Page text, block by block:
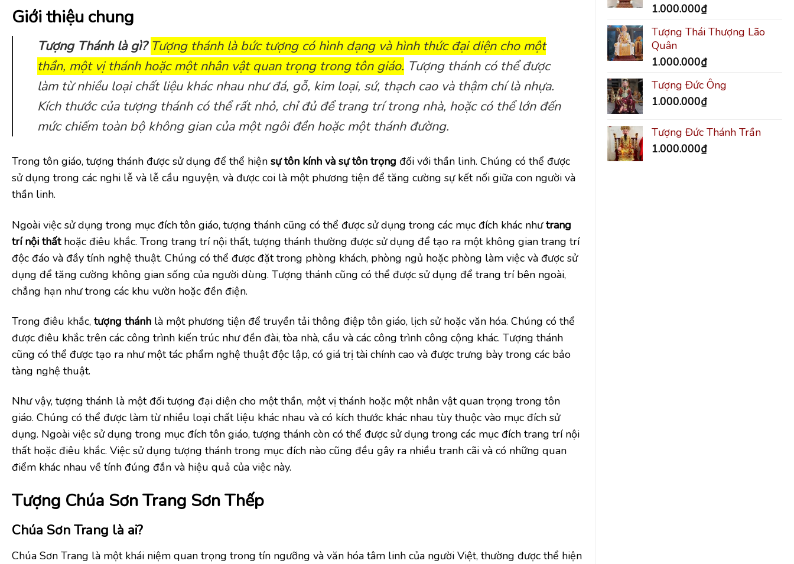
1.000.000₫
Tượng Thái Thượng Lão
Quân
1.000.000₫
Tượng Đức Ông
1.000.000₫
Tượng Đức Thánh Trần
1.000.000₫
Giới thiệu chung
Tượng Thánh là gì? Tượng thánh là bức tượng có hình dạng và hình thức đại diện cho một
thần, một vị thánh hoặc một nhân vật quan trọng trong tôn giáo. Tượng thánh có thể được
làm từ nhiều loại chất liệu khác nhau như đá, gỗ, kim loại, sứ, thạch cao và thậm chí là nhựa.
Kích thước của tượng thánh có thể rất nhỏ, chỉ đủ để trang trí trong nhà, hoặc có thể lớn đến
mức chiếm toàn bộ không gian của một ngôi đền hoặc một thánh đường.
Trong tôn giáo, tượng thánh được sử dụng để thể hiện sự tôn kính và sự tôn trọng đối với thần linh. Chúng có thể được
sử dụng trong các nghi lễ và lễ cầu nguyện, và được coi là một phương tiện để tăng cường sự kết nối giữa con người và
thần linh.
Ngoài việc sử dụng trong mục đích tôn giáo, tượng thánh cũng có thể được sử dụng trong các mục đích khác nhưtrang
trí nội thất hoặc điêu khắc. Trong trang trí nội thất, tượng thánh thường được sử dụng để tạo ra một không gian trang trí
độc đáo và đầy tính nghệ thuật. Chúng có thể được đặt trong phòng khách, phòng ngủ hoặc phòng làm việc và được sử
dụng để tăng cường không gian sống của người dùng. Tượng thánh cũng có thể được sử dụng để trang trí bên ngoài,
chẳng hạn như trong các khu vườn hoặc đền điện.
Trong điêu khắc, tượng thánh là một phương tiện để truyền tải thông điệp tôn giáo, lịch sử hoặc văn hóa. Chúng có thể
được điêu khắc trên các công trình kiến trúc như đền đài, tòa nhà, cầu và các công trình công cộng khác. Tượng thánh
cũng có thể được tạo ra như một tác phẩm nghệ thuật độc lập, có giá trị tài chính cao và được trưng bày trong các bảo
tàng nghệ thuật.
Như vậy, tượng thánh là một đối tượng đại diện cho một thần, một vị thánh hoặc một nhân vật quan trọng trong tôn
giáo. Chúng có thể được làm từ nhiều loại chất liệu khác nhau và có kích thước khác nhau tùy thuộc vào mục đích sử
dụng. Ngoài việc sử dụng trong mục đích tôn giáo, tượng thánh còn có thể được sử dụng trong các mục đích trang trí nội
thất hoặc điêu khắc. Việc sử dụng tượng thánh trong mục đích nào cũng đều gây ra nhiều tranh cãi và có những quan
điểm khác nhau về tính đúng đắn và hiệu quả của việc này.
Tượng Chúa Sơn Trang Sơn Thếp
Chúa Sơn Trang là ai?
Chúa Sơn Trang là một khái niệm quan trọng trong tín ngưỡng và văn hóa tâm linh của người Việt, thường được thể hiện